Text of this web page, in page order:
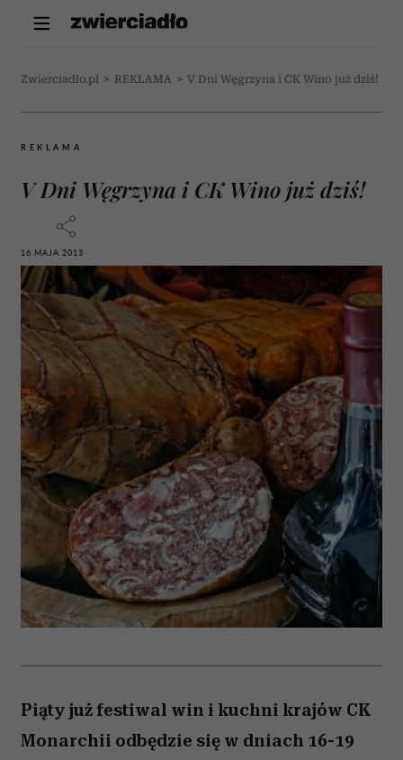
Zwierciadlo.pl > REKLAMA > V Dni Węgrzyna i CK Wino już dziś!
REKLAMA
V Dni Węgrzyna i CK Wino już dziś!
16 MAJA 2013
Piąty już festiwal win i kuchni krajów CK
Monarchii odbędzie się w dniach 16-19